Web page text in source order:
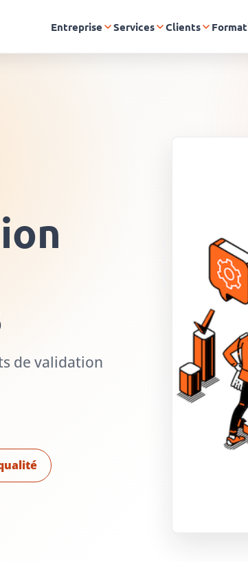
Entreprise Services Clients
de validation